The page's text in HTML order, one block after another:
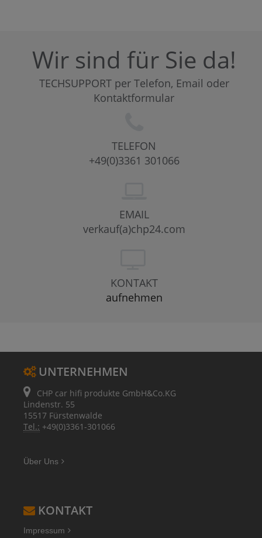
Wir sind für Sie da!
TECHSUPPORT per Telefon, Email oder
Kontaktformular
TELEFON
+49(0)3361 301066
EMAIL
verkauf(a)chp24.com
KONTAKT
aufnehmen
UNTERNEHMEN
CHP car hifi produkte GmbH&Co.KG
Lindenstr. 55
15517 Fürstenwalde
Tel.: +49(0)3361-301066
Über Uns
KONTAKT
Impressum